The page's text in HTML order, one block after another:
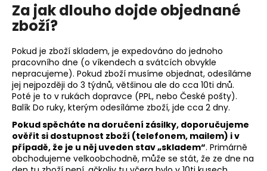
Za jak dlouho dojde objednané
zboží?
Pokud je zboží skladem, je expedováno do jednoho
pracovního dne (o víkendech a svátcích obvykle
nepracujeme). Pokud zboží musíme objednat, odesíláme
jej nejpozději do 3 týdnů, většinou ale do cca 10ti dnů.
Poté je to v rukách dopravce (PPL, nebo České pošty).
Balík Do ruky, kterým odesíláme zboží, jde cca 2 dny.
Pokud spěcháte na doručení zásilky, doporučujeme
ověřit si dostupnost zboží (telefonem, mailem) i v
případě, že je u něj uveden stav „skladem“. Primárně
obchodujeme velkoobchodně, může se stát, že ze dne na
t
e
n
a
j
í
t
?